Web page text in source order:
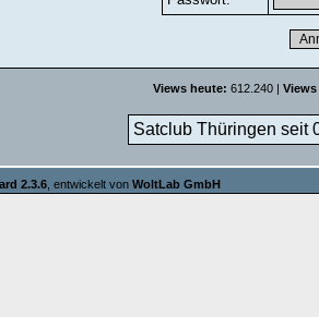
Views heute: 612.240 |
Satclub Thüringen seit
2.3.6 , entwickelt von WoltLab GmbH